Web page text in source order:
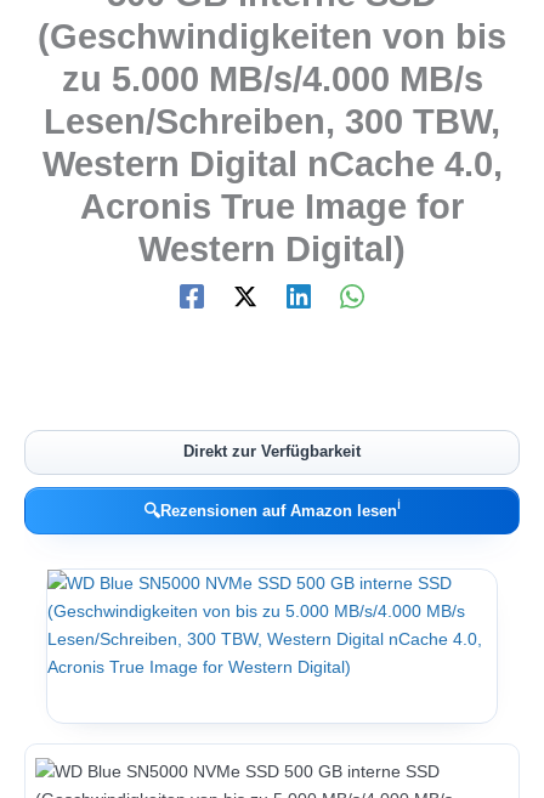
(Geschwindigkeiten von bis
zu 5.000 MB/s/4.000 MB/s
Lesen/Schreiben, 300 TBW,
Western Digital nCache 4.0,
Acronis True Image for
Western Digital)
Direkt zur Verfügbarkeit
🔍Rezensionen auf Amazon lesenℹ︎